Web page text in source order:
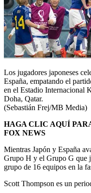
Los jugadores japoneses
España, empatando el
en el Estadio Internacional
Doha, Qatar.
(Sebastián Frej/MB Media)
HAGA CLIC AQUÍ
FOX NEWS
Mientras Japón y España
Grupo H y el Grupo G que
grupo de 16 equipos en la
Scott Thompson es un